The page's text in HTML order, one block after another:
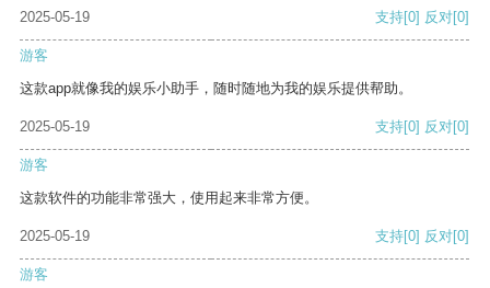
2025-05-19 支持[0] 反对[0]
游客
这款app就像我的娱乐小助手，随时随地为我的娱乐提供帮助。
2025-05-19 支持[0] 反对[0]
游客
这款软件的功能非常强大，使用起来非常方便。
2025-05-19 支持[0] 反对[0]
游客